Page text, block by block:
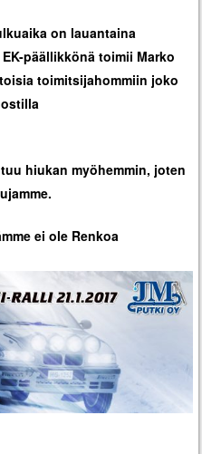
on lauantaina
päällikkönä toimii Marko
toimitsijahommiin joko
hiukan myöhemmin, joten
ei ole Renkoa